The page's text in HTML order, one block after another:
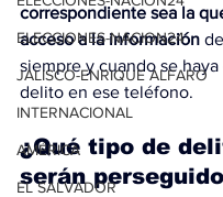
ELECCIONES-NACION24
JALISCO-ENRIQUE ALFARO
INTERNACIONAL
AMÉRICA
EL SALVADOR
correspondiente sea la
acceso a la información
siempre y cuando se
delito en ese teléfono.
¿Qué tipo de
serán